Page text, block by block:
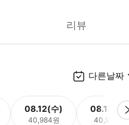
리뷰
다른날짜
08.12(수)
40,984원
08.13(목)
40,984원